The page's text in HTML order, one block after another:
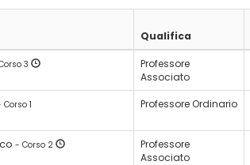
Qualifica
3
Professore
Associato
Corso 1 Professore Ordinario
- Corso 2
Professore
Associato